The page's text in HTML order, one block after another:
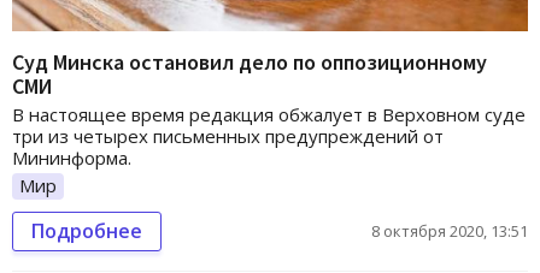
Суд Минска остановил дело по оппозиционному
СМИ
В настоящее время редакция обжалует в Верховном суде
три из четырех письменных предупреждений от
Мининформа.
Мир
Подробнее 8 октября 2020, 13:51